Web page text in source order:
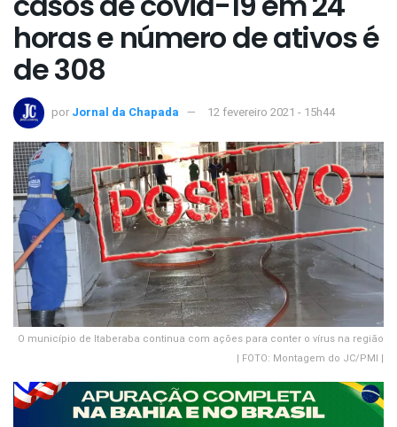
horas e número de ativos é
de 308
por Jornal da Chapada 12 fevereiro 2021 - 15h44
O município de Itaberaba continua com ações para conter o vírus na região
| FOTO: Montagem do JC/PMI |